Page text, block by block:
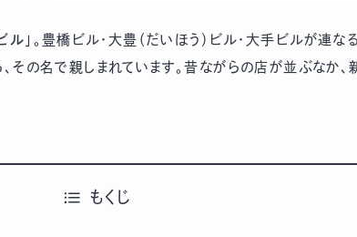
ル 」。豊橋ビル・大豊（だいほう）ビル・大手ビルが連
その名で親しまれています。昔ながらの店が並ぶなか
もくじ